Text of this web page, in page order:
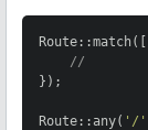
Route::match([
//
});
Route::any( '/'